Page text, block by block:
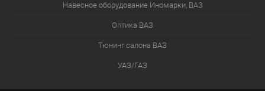
Навесное оборудование Иномарки, ВАЗ
Оптика ВАЗ
Тюнинг салона ВАЗ
УАЗ/ГАЗ